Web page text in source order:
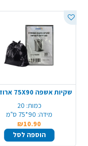
כמות: 20
מידה: 90*75 ס"מ
₪10.90
הוספה לסל